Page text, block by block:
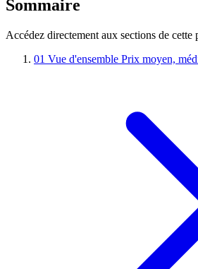
Sommaire
Accédez directement aux sections de cette
01 Vue d'ensemble Prix moyen,